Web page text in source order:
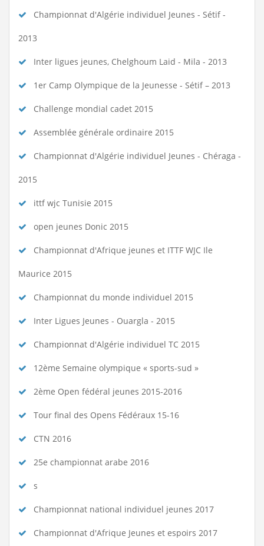
Championnat d'Algérie individuel Jeunes - Sétif -
2013
Inter ligues jeunes, Chelghoum Laid - Mila - 2013
1er Camp Olympique de la Jeunesse - Sétif – 2013
Challenge mondial cadet 2015
Assemblée générale ordinaire 2015
Championnat d'Algérie individuel Jeunes - Chéraga -
2015
ittf wjc Tunisie 2015
open jeunes Donic 2015
Championnat d'Afrique jeunes et ITTF WJC Ile
Maurice 2015
Championnat du monde individuel 2015
Inter Ligues Jeunes - Ouargla - 2015
Championnat d'Algérie individuel TC 2015
12ème Semaine olympique « sports-sud »
2ème Open fédéral jeunes 2015-2016
Tour final des Opens Fédéraux 15-16
CTN 2016
25e championnat arabe 2016
s
Championnat national individuel jeunes 2017
Championnat d'Afrique Jeunes et espoirs 2017